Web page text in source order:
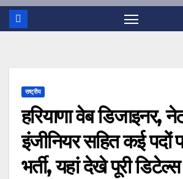
राष्ट्रीय
हरियाणा वेब डिजाइनर,
इंजीनियर सहित कई पदों
भर्ती, यहां देखे पूरी डिटेल्स